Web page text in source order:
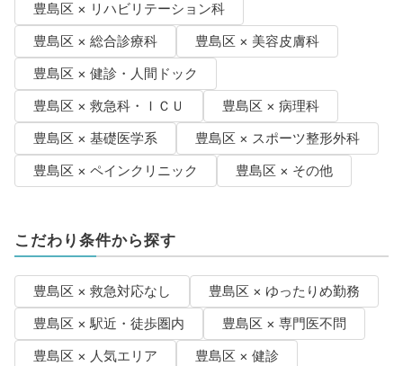
豊島区 × リハビリテーション科
豊島区 × 総合診療科
豊島区 × 美容皮膚科
豊島区 × 健診・人間ドック
豊島区 × 救急科・ＩＣＵ
豊島区 × 病理科
豊島区 × 基礎医学系
豊島区 × スポーツ整形外科
豊島区 × ペインクリニック
豊島区 × その他
こだわり条件から探す
豊島区 × 救急対応なし
豊島区 × ゆったりめ勤務
豊島区 × 駅近・徒歩圏内
豊島区 × 専門医不問
豊島区 × 人気エリア
豊島区 × 健診